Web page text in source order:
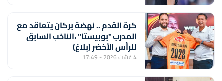
كرة القدم .. نهضة بركان يتعاقد مع
المدرب "بوبيستا" ،الناخب السابق
للرأس الأخضر (بلاغ)
4 غشت 2026 - 17:49